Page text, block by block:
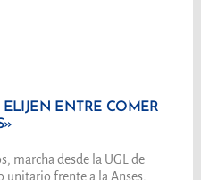
ENTRE COMER
marcha desde la UGL de
unitario frente a la Anses,